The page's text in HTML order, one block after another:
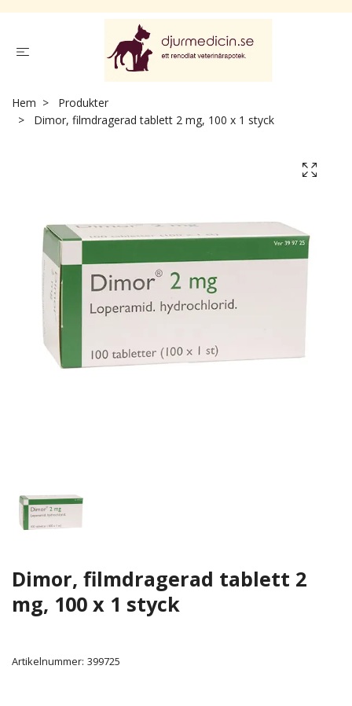
Hem
Produkter
Dimor, filmdragerad tablett 2 mg, 100 x 1 styck
Dimor, filmdragerad tablett 2
mg, 100 x 1 styck
Artikelnummer: 399725